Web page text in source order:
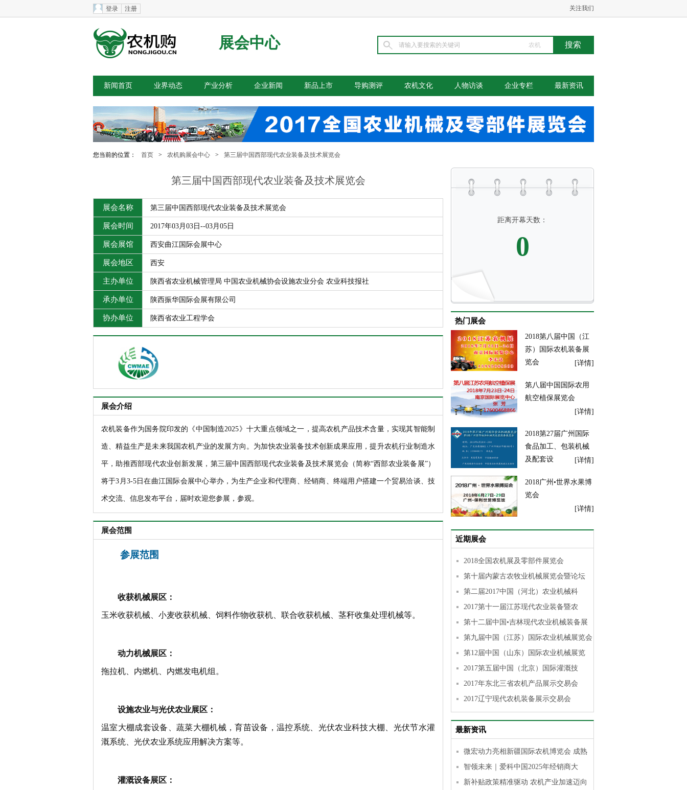
登录 注册 关注我们
展会中心 农机
新闻首页 业界动态 产业分析 企业新闻 新品上市 导购测评 农机文化 人物访谈 企业专栏 最新资讯
您当前的位置： 首页 > 农机购展会中心 > 第三届中国西部现代农业装备及技术展览会
第三届中国西部现代农业装备及技术展览会
展会名称 第三届中国西部现代农业装备及技术展览会
展会时间 2017年03月03日--03月05日
展会展馆 西安曲江国际会展中心
展会地区 西安
主办单位 陕西省农业机械管理局 中国农业机械协会设施农业分会 农业科技报社
承办单位 陕西振华国际会展有限公司
协办单位 陕西省农业工程学会
展会介绍
农机装备作为国务院印发的《中国制造2025》十大重点领域之一，提高农机产品技术含量，实现其智能制
造、精益生产是未来我国农机产业的发展方向。为加快农业装备技术创新成果应用，提升农机行业制造水
平，助推西部现代农业创新发展，第三届中国西部现代农业装备及技术展览会（简称“西部农业装备展”）
将于3月3-5日在曲江国际会展中心举办，为生产企业和代理商、经销商、终端用户搭建一个贸易洽谈、技
术交流、信息发布平台，届时欢迎您参展，参观。
展会范围
参展范围
收获机械展区：
玉米收获机械、小麦收获机械、饲料作物收获机、联合收获机械、茎秆收集处理机械等。
动力机械展区：
拖拉机、内燃机、内燃发电机组。
设施农业与光伏农业展区：
温室大棚成套设备、蔬菜大棚机械，育苗设备，温控系统、光伏农业科技大棚、光伏节水灌
溉系统、光伏农业系统应用解决方案等。
灌溉设备展区：
距离开幕天数：
0
热门展会
2018第八届中国（江
苏）国际农机装备展
览会
[详情]
第八届中国国际农用
航空植保展览会
[详情]
2018第27届广州国际
食品加工、包装机械
及配套设
[详情]
2018广州•世界水果博
览会
[详情]
2018第十二届江苏现
械展览会
中国 (青岛) 国际园林
绿化产业博览会
[详情]
2018上海国际果蔬食
品及加工设备展览会
[详情]
山）国际蔬菜产业博
览会
空大会暨第九届农业
航空技术装
[详情]
近期展会
2018全国农机展及零部件展览会
第十届内蒙古农牧业机械展览会暨论坛
第二届2017中国（河北）农业机械科
2017第十一届江苏现代农业装备暨农
第十二届中国•吉林现代农业机械装备展
第九届中国（江苏）国际农业机械展览会
第12届中国（山东）国际农业机械展览
2017第五届中国（北京）国际灌溉技
2017年东北三省农机产品展示交易会
2017辽宁现代农机装备展示交易会
最新资讯
微宏动力亮相新疆国际农机博览会 成熟
智领未来｜爱科中国2025年经销商大
新补贴政策精准驱动 农机产业加速迈向